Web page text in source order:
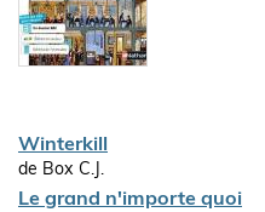
Winterkill
de Box C.J.
Le grand n'importe quoi